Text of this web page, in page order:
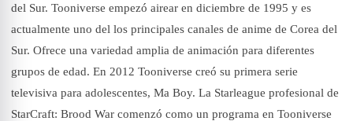
del Sur. Tooniverse empezó airear en diciembre de 1995 y es
actualmente uno del los principales canales de anime de Corea del
Sur. Ofrece una variedad amplia de animación para diferentes
grupos de edad. En 2012 Tooniverse creó su primera serie
televisiva para adolescentes, Ma Boy.​ La Starleague profesional de
StarCraft: Brood War comenzó como un programa en Tooniverse